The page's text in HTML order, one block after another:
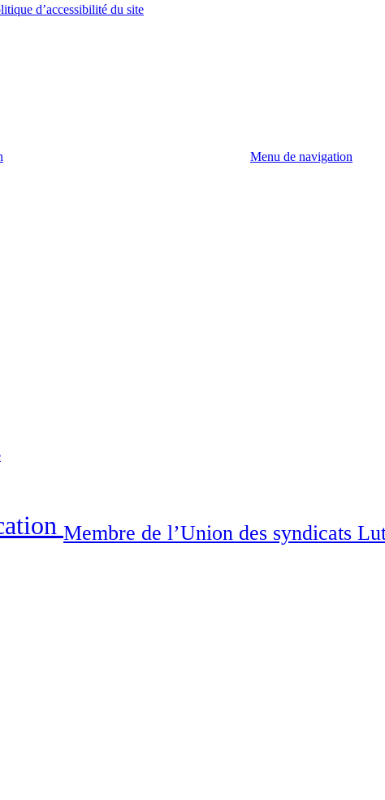
d’accessibilité du site
Menu de navigation
Membre de l’Union des syndicats